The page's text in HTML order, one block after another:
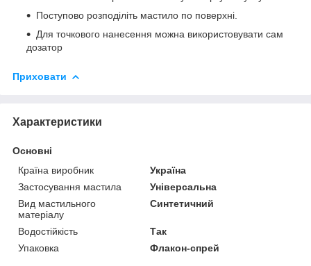
Поступово розподіліть мастило по поверхні.
Для точкового нанесення можна використовувати сам
дозатор
Приховати
Характеристики
Основні
Країна виробник
Україна
Застосування мастила
Універсальна
Вид мастильного
матеріалу
Синтетичний
Водостійкість
Так
Упаковка
Флакон-спрей